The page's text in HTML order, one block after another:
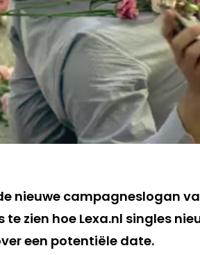
nieuwe campagneslogan
zien hoe Lexa.nl singles
een potentiële date.